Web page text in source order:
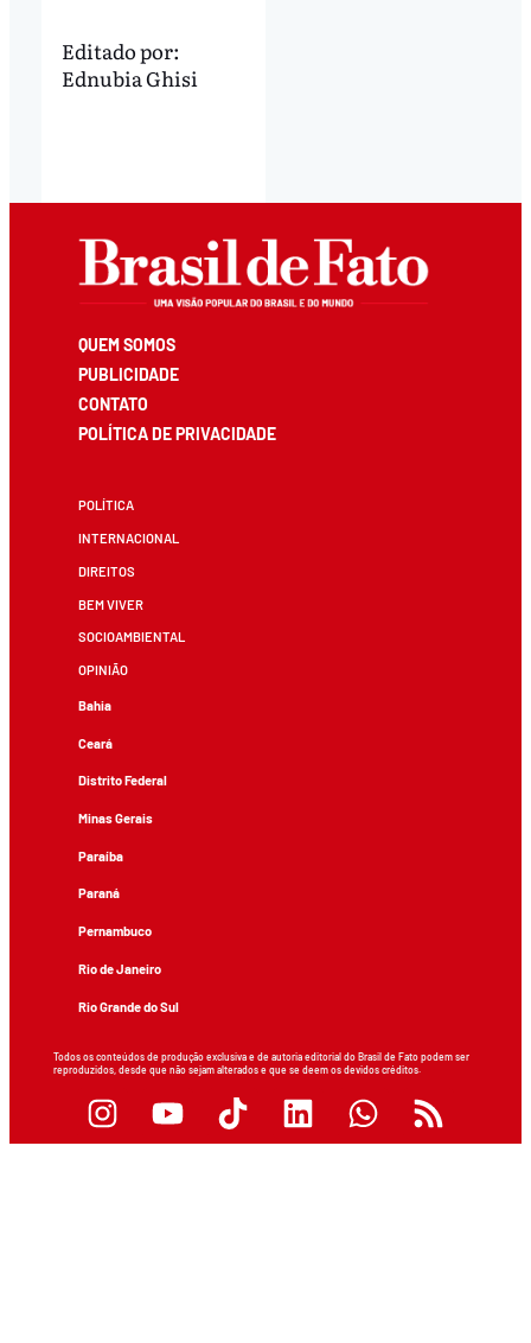
Editado por:
Ednubia Ghisi
QUEM SOMOS
PUBLICIDADE
CONTATO
POLÍTICA DE PRIVACIDADE
POLÍTICA
INTERNACIONAL
DIREITOS
BEM VIVER
SOCIOAMBIENTAL
OPINIÃO
Bahia
Ceará
Distrito Federal
Minas Gerais
Paraíba
Paraná
Pernambuco
Rio de Janeiro
Rio Grande do Sul
Todos os conteúdos de produção exclusiva e de autoria editorial do Brasil de Fato podem ser
reproduzidos, desde que não sejam alterados e que se deem os devidos créditos.